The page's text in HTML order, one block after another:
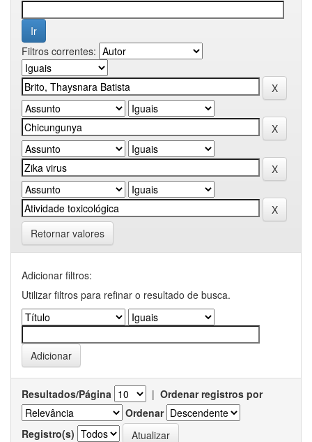
Filtros correntes:
Retornar valores
Adicionar filtros:
Utilizar filtros para refinar o resultado de busca.
Resultados/Página | Ordenar registros por
Ordenar
Registro(s)